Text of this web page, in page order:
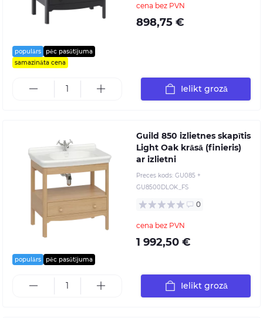
populārs
pēc pasūtījuma
samazināta cena
cena bez PVN
898,75 €
Ielikt grozā
populārs pēc pasūtījuma
Guild 850 izlietnes skapītis
Light Oak krāsā (finieris)
ar izlietni
Preces kods: GU085 +
GU8500DLOK_FS
0
cena bez PVN
1 992,50 €
Ielikt grozā